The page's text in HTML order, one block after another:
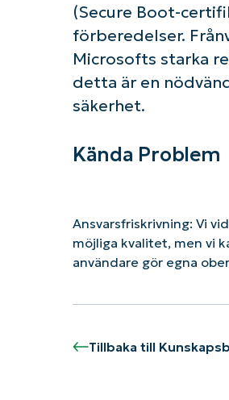
(Secure Boot-
förberedelser.
Microsofts starka
detta är en
säkerhet.
Kända Problem
Ansvarsfriskrivning: Vi
möjliga kvalitet, men vi
användare gör egna
Tillbaka till